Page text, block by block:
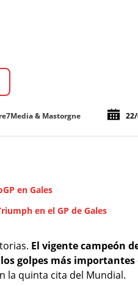
& Mastorgne
en Gales
en el GP de Gales
El vigente campeón
golpes más
la quinta cita del Mundial.